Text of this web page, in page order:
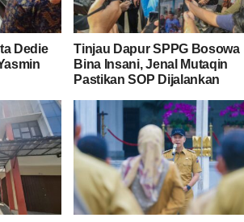
Dedie
Tinjau Dapur SPPG Bosowa
Bina Insani, Jenal Mutaqin
Pastikan SOP Dijalankan